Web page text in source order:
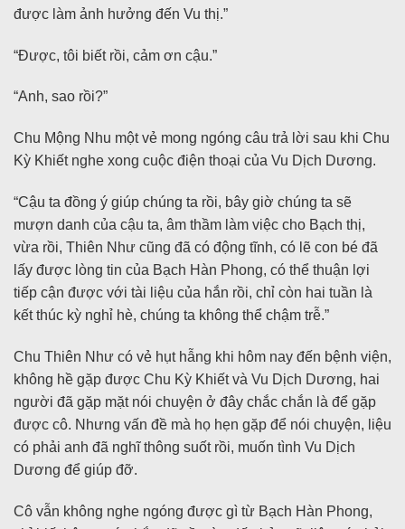
được làm ảnh hưởng đến Vu thị.”
“Được, tôi biết rồi, cảm ơn cậu.”
“Anh, sao rồi?”
Chu Mộng Nhu một vẻ mong ngóng câu trả lời sau khi Chu
Kỳ Khiết nghe xong cuộc điện thoại của Vu Dịch Dương.
“Cậu ta đồng ý giúp chúng ta rồi, bây giờ chúng ta sẽ
mượn danh của cậu ta, âm thầm làm việc cho Bạch thị,
vừa rồi, Thiên Như cũng đã có động tĩnh, có lẽ con bé đã
lấy được lòng tin của Bạch Hàn Phong, có thể thuận lợi
tiếp cận được với tài liệu của hắn rồi, chỉ còn hai tuần là
kết thúc kỳ nghỉ hè, chúng ta không thể chậm trễ.”
Chu Thiên Như có vẻ hụt hẫng khi hôm nay đến bệnh viện,
không hề gặp được Chu Kỳ Khiết và Vu Dịch Dương, hai
người đã gặp mặt nói chuyện ở đây chắc chắn là để gặp
được cô. Nhưng vấn đề mà họ hẹn gặp để nói chuyện, liệu
có phải anh đã nghĩ thông suốt rồi, muốn tình Vu Dịch
Dương để giúp đỡ.
Cô vẫn không nghe ngóng được gì từ Bạch Hàn Phong,